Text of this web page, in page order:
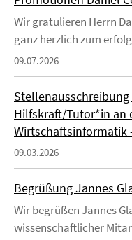
Wir gratulieren Herrn
ganz herzlich zum
09.07.2026
Hilfskraft/Tutor*in an
Wirtschaftsinformatik
09.03.2026
Begrüßung Jannes
Wir begrüßen Jannes
wissenschaftlicher